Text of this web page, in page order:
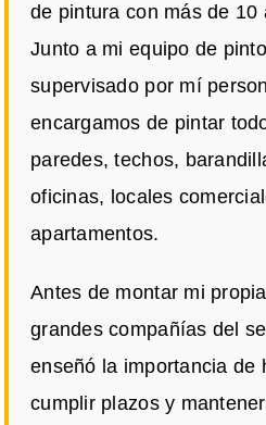
de pintura con más de 10
Junto a mi equipo de
supervisado por mí
encargamos de pintar
paredes, techos,
oficinas, locales
apartamentos.
Antes de montar mi
grandes compañías del
enseñó la importancia de
cumplir plazos y